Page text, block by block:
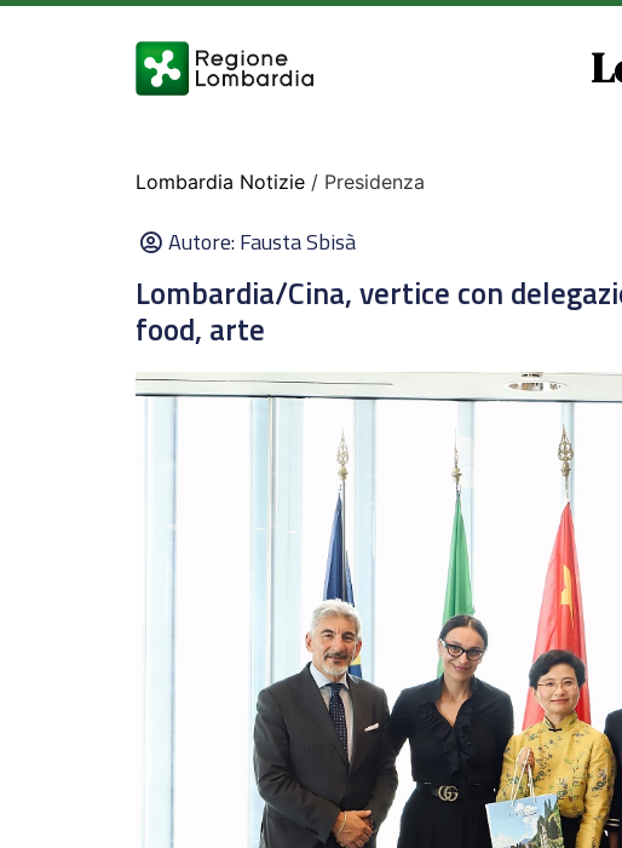
Lombardia Notizie / Presidenza
Autore:Fausta Sbisà
Lombardia/Cina, vertice con
food, arte